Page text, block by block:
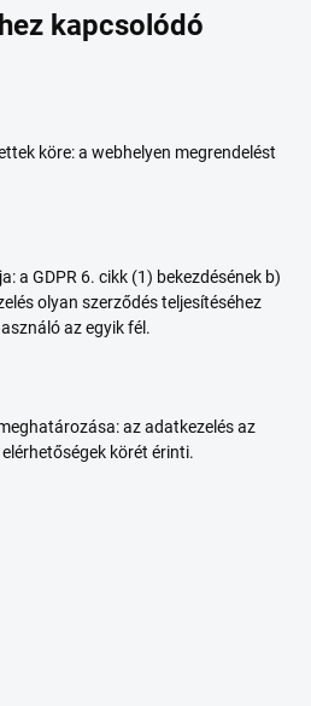
kapcsolódó
köre: a webhelyen megrendelést
a GDPR 6. cikk (1) bekezdésének b)
olyan szerződés teljesítéséhez
az egyik fél.
az adatkezelés az
körét érinti.